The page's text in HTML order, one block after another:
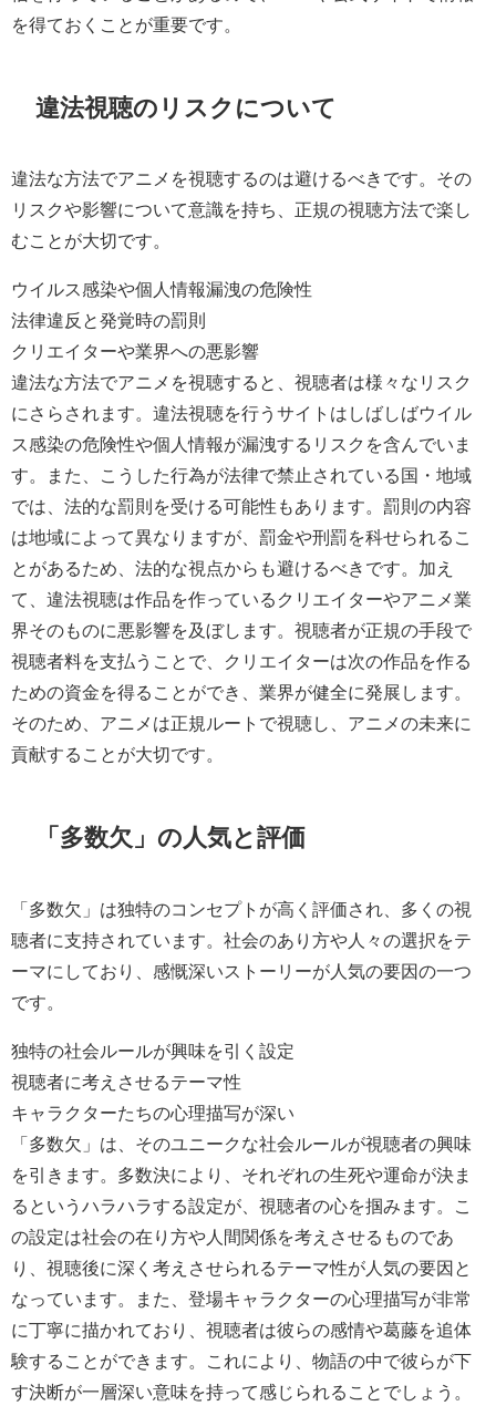
を得ておくことが重要です。
違法視聴のリスクについて
違法な方法でアニメを視聴するのは避けるべきです。その
リスクや影響について意識を持ち、正規の視聴方法で楽し
むことが大切です。
ウイルス感染や個人情報漏洩の危険性
法律違反と発覚時の罰則
クリエイターや業界への悪影響
違法な方法でアニメを視聴すると、視聴者は様々なリスク
にさらされます。違法視聴を行うサイトはしばしばウイル
ス感染の危険性や個人情報が漏洩するリスクを含んでいま
す。また、こうした行為が法律で禁止されている国・地域
では、法的な罰則を受ける可能性もあります。罰則の内容
は地域によって異なりますが、罰金や刑罰を科せられるこ
とがあるため、法的な視点からも避けるべきです。加え
て、違法視聴は作品を作っているクリエイターやアニメ業
界そのものに悪影響を及ぼします。視聴者が正規の手段で
視聴者料を支払うことで、クリエイターは次の作品を作る
ための資金を得ることができ、業界が健全に発展します。
そのため、アニメは正規ルートで視聴し、アニメの未来に
貢献することが大切です。
「多数欠」の人気と評価
「多数欠」は独特のコンセプトが高く評価され、多くの視
聴者に支持されています。社会のあり方や人々の選択をテ
ーマにしており、感慨深いストーリーが人気の要因の一つ
です。
独特の社会ルールが興味を引く設定
視聴者に考えさせるテーマ性
キャラクターたちの心理描写が深い
「多数欠」は、そのユニークな社会ルールが視聴者の興味
を引きます。多数決により、それぞれの生死や運命が決ま
るというハラハラする設定が、視聴者の心を掴みます。こ
の設定は社会の在り方や人間関係を考えさせるものであ
り、視聴後に深く考えさせられるテーマ性が人気の要因と
なっています。また、登場キャラクターの心理描写が非常
に丁寧に描かれており、視聴者は彼らの感情や葛藤を追体
験することができます。これにより、物語の中で彼らが下
す決断が一層深い意味を持って感じられることでしょう。